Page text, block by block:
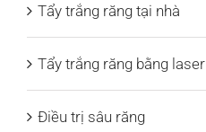
Tẩy trắng răng tại nhà
Tẩy trắng răng bằng laser
Điều trị sâu răng